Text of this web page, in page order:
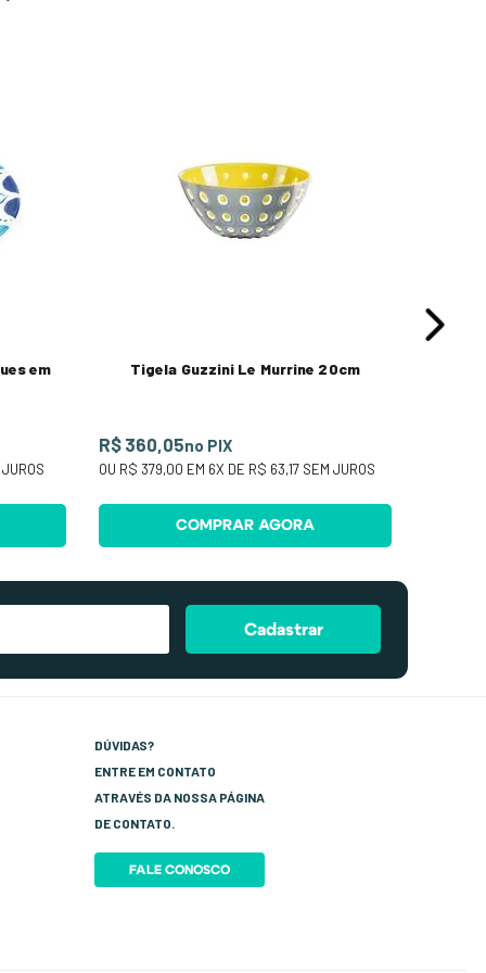
em
Tigela Guzzini Le Murrine 20cm
R$ 360,05no PIX
OU R$ 379,00 EM 6X DE R$ 63,17SEM JUROS
COMPRAR AGORA
Cadastrar
DÚVIDAS?
ENTRE EM CONTATO
ATRAVÉS DA NOSSA PÁGINA
DE CONTATO.
FALE CONOSCO